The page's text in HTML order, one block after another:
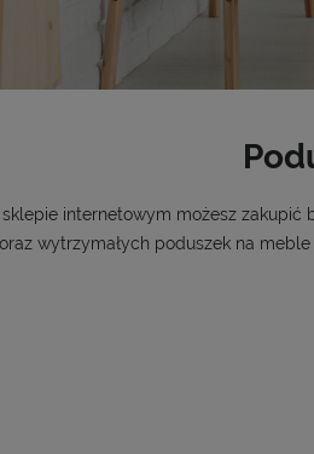
internetowym możesz
wytrzymałych poduszek na meble